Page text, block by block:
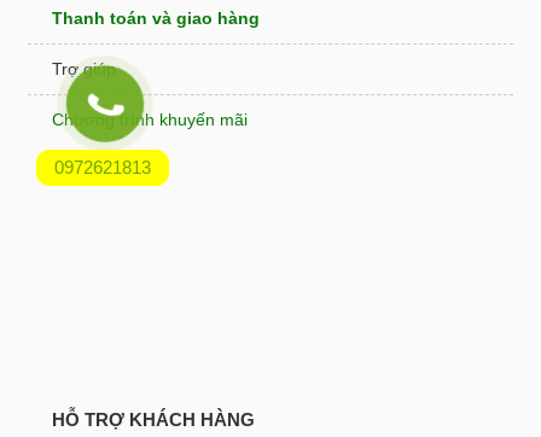
0972621813
Thanh toán và giao hàng
Trợ giúp
Chương trình khuyến mãi
Địa chỉ
HỖ TRỢ KHÁCH HÀNG